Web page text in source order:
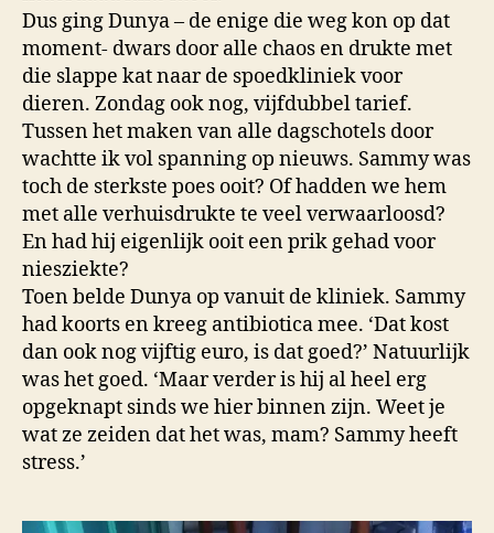
Dus ging Dunya – de enige die weg kon op dat
moment- dwars door alle chaos en drukte met
die slappe kat naar de spoedkliniek voor
dieren. Zondag ook nog, vijfdubbel tarief.
Tussen het maken van alle dagschotels door
wachtte ik vol spanning op nieuws. Sammy was
toch de sterkste poes ooit? Of hadden we hem
met alle verhuisdrukte te veel verwaarloosd?
En had hij eigenlijk ooit een prik gehad voor
niesziekte?
Toen belde Dunya op vanuit de kliniek. Sammy
had koorts en kreeg antibiotica mee. ‘Dat kost
dan ook nog vijftig euro, is dat goed?’ Natuurlijk
was het goed. ‘Maar verder is hij al heel erg
opgeknapt sinds we hier binnen zijn. Weet je
wat ze zeiden dat het was, mam? Sammy heeft
stress.’